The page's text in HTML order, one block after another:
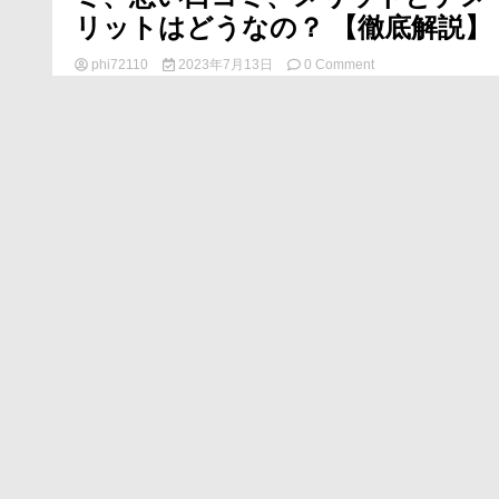
リットはどうなの？ 【徹底解説】
phi72110 2023年7月13日 0 Commenton
良